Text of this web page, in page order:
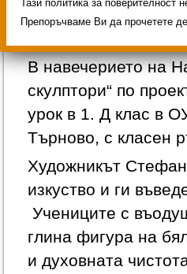
Работилница
В навечерието на
скулптори“ по
урок в 1. Д клас в
Търново, с класен
Художникът
изкуство и ги
Учениците с
глина фигура на
и духовната
Тази политика за поверителност
Препоръчваме Ви да прочетете